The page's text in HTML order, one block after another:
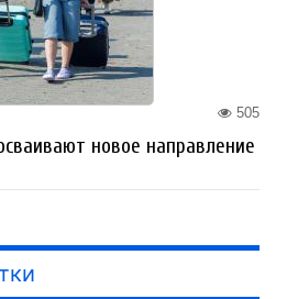
505
новое направление